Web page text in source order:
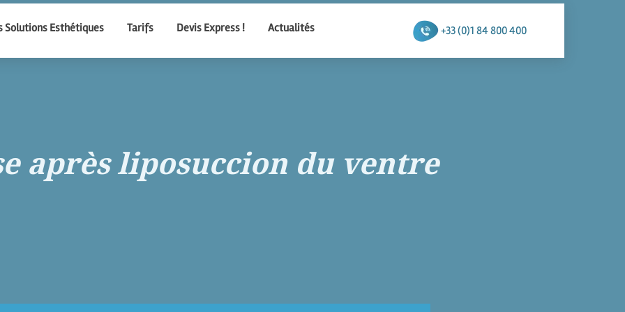
Solutions Esthétiques Tarifs Devis Express ! Actualités +33 (0)1 84 800 400
après liposuccion du ventre